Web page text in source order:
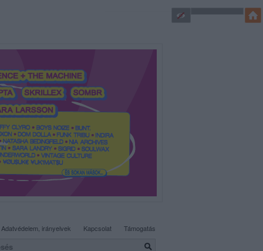
Adatvédelem, irányelvek Kapcsolat Támogatás
SÜTI BEÁLLÍTÁSOK MÓDOSÍTÁSA